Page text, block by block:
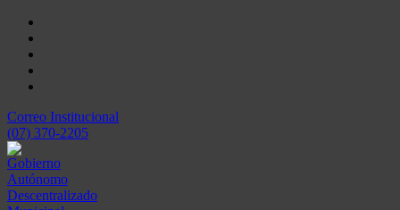
Skip
content
Correo Institucional
(07) 370-2205